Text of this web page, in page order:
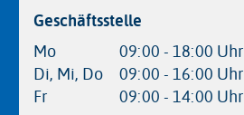
Geschäftsstelle
Mo
09:00 - 18:00 Uhr
Di, Mi, Do
09:00 - 16:00 Uhr
Fr
09:00 - 14:00 Uhr